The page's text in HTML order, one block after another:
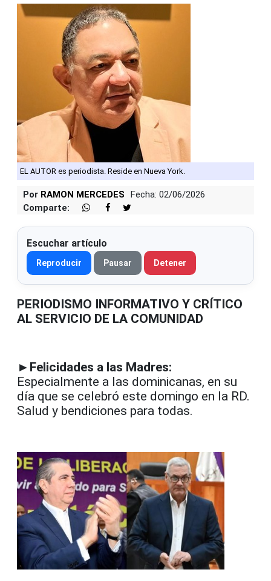
EL AUTOR es periodista. Reside en Nueva York.
Por RAMON MERCEDES
Fecha: 02/06/2026
Comparte:
Escuchar artículo
Reproducir Pausar Detener
PERIODISMO INFORMATIVO Y CRÍTICO
AL SERVICIO DE LA COMUNIDAD
►Felicidades a las Madres:
Especialmente a las dominicanas, en su
día que se celebró este domingo en la RD.
Salud y bendiciones para todas.